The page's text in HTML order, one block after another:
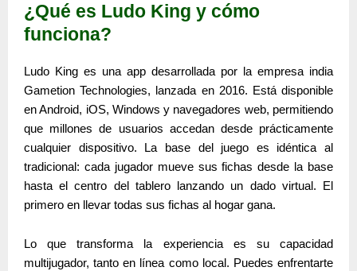
¿Qué es Ludo King y cómo
funciona?
Ludo King es una app desarrollada por la empresa india
Gametion Technologies, lanzada en 2016. Está disponible
enAndroid, iOS, Windows y navegadores web, permitiendo
que millones de usuarios accedan desde prácticamente
cualquier dispositivo. La base del juego es idéntica al
tradicional: cada jugador mueve sus fichas desde la base
hasta el centro del tablero lanzando un dado virtual. El
primero en llevar todas sus fichas al hogar gana.
Lo que transforma la experiencia es su capacidad
multijugador, tanto en línea como local. Puedes enfrentarte